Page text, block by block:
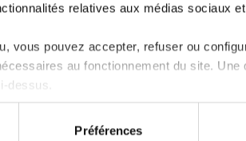
relatives aux médias sociaux
vous pouvez accepter, refuser ou
au fonctionnement du site.
dessus.
sur le site et certaines fonctionnalités
Préférences
Vous êtes
Découvrez les
questions-
sommaire et des